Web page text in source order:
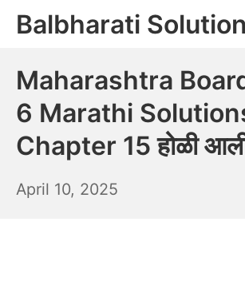
SkipBalbharati
Maharashtra
6 Marathi
Chapter 15 होळी आली
April 10, 2025